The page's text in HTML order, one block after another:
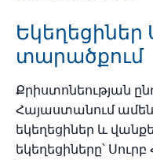
Եկեղեցիներ
տարածքում
Քրիստոնեության
Հայաստանում
եկեղեցիներ և
եկեղեցիները՝